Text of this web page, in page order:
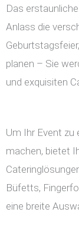
Das
Anlass die
planen – Sie
und exquisiten
Um Ihr Event zu
machen, bietet
Büfetts,
eine breite